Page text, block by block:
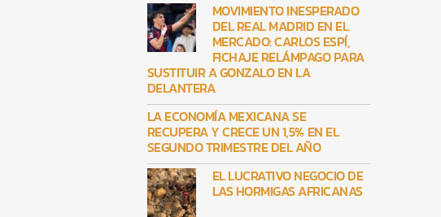
MOVIMIENTO INESPERADO
DEL REAL MADRID EN EL
MERCADO: CARLOS ESPÍ,
FICHAJE RELÁMPAGO PARA
SUSTITUIR A GONZALO EN LA
DELANTERA
LA ECONOMÍA MEXICANA SE
RECUPERA Y CRECE UN 1,5% EN EL
SEGUNDO TRIMESTRE DEL AÑO
EL LUCRATIVO NEGOCIO DE
LAS HORMIGAS AFRICANAS